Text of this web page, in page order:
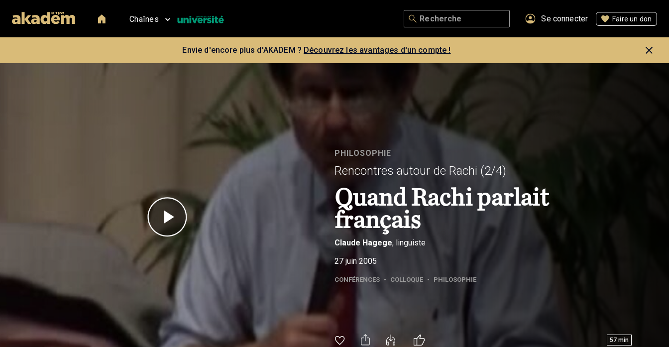
Chaînes Se connecter Faire un don
Envie d'encore plus d'AKADEM ? Découvrez les avantages d'un compte !
PHILOSOPHIE
Rencontres autour de Rachi (2/4)
Quand Rachi parlait
français
Claude Hagege, linguiste
27 juin 2005
CONFÉRENCES • COLLOQUE • PHILOSOPHIE
57 min